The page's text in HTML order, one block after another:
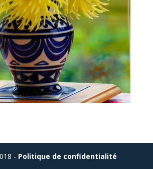
- Politique de confidentialité